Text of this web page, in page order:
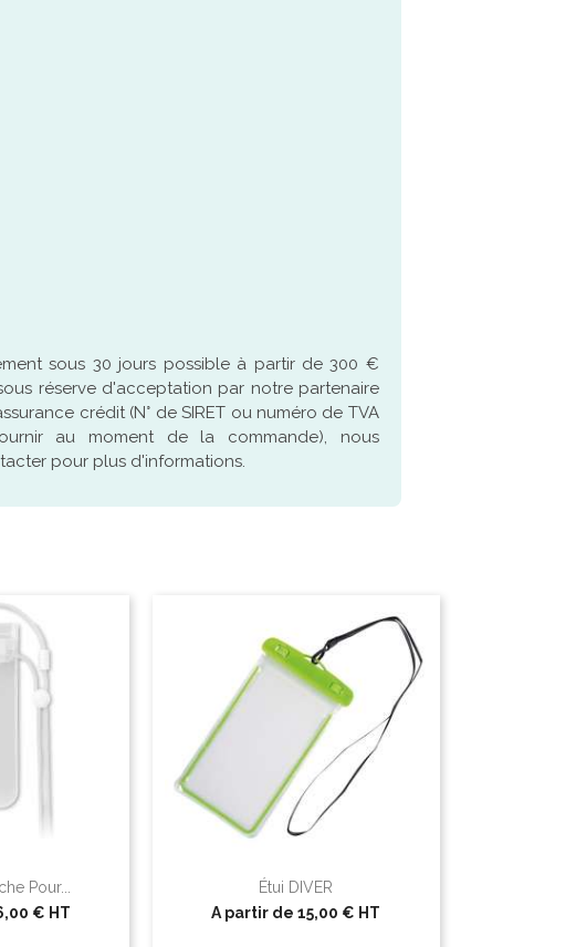
sous 30 jours possible à partir de 300 €
réserve d'acceptation par notre partenaire
crédit (N° de SIRET ou numéro de TVA
au moment de la commande), nous
pour plus d'informations.
Pour...
€ HT
Étui DIVER
A partir de15,00 € HT